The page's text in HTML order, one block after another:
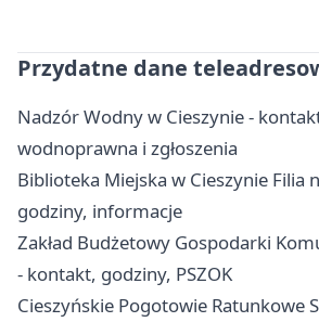
Przydatne dane
Nadzór Wodny w Cieszynie -
wodnoprawna i zgłoszenia
Biblioteka Miejska w Cieszynie Filia
godziny, informacje
Zakład Budżetowy Gospodarki
- kontakt, godziny, PSZOK
Cieszyńskie Pogotowie Ratunkowe